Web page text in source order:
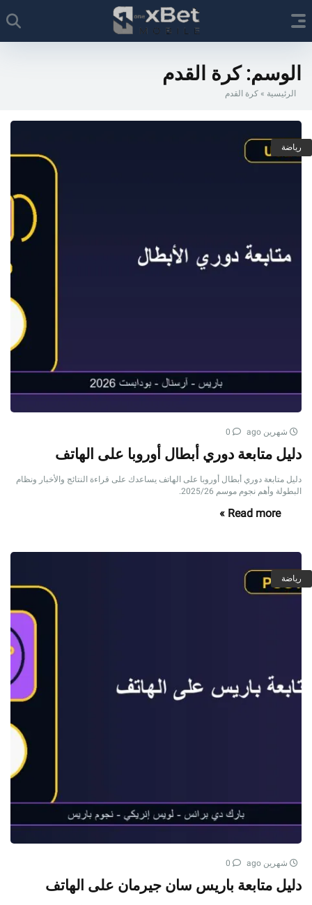
الوسم:كرة القدم
الرئيسية » كرة القدم
رياضة
شهرين ago
دليل متابعة دوري أبطال أوروبا على الهاتف
دليل متابعة دوري أبطال أوروبا على الهاتف يساعدك على قراءة النتائج والأخبار ونظام
البطولة وأهم نجوم موسم 2025/26.
Read more »
رياضة
شهرين ago
دليل متابعة باريس سان جيرمان على الهاتف